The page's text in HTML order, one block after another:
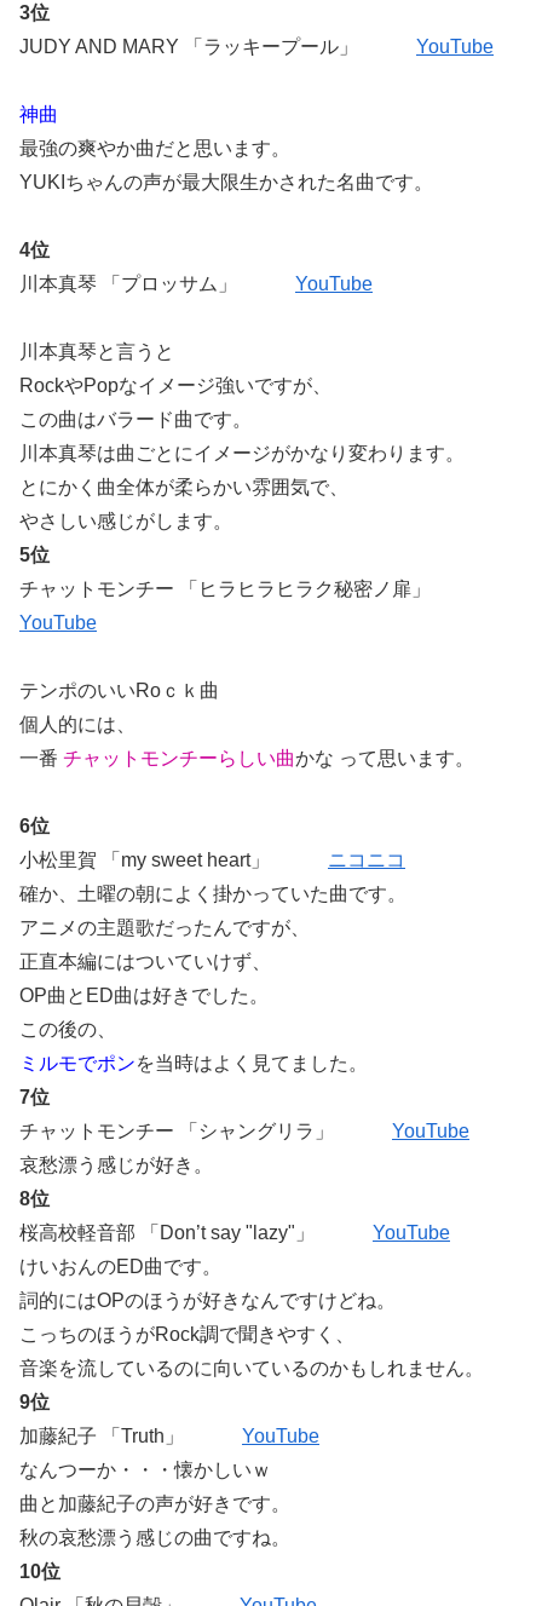
3位
JUDY AND MARY 「ラッキープール」
YouTube
神曲
最強の爽やか曲だと思います。
YUKIちゃんの声が最大限生かされた名曲です。
4位
川本真琴 「プロッサム」
YouTube
川本真琴と言うと
RockやPopなイメージ強いですが、
この曲はバラード曲です。
川本真琴は曲ごとにイメージがかなり変わります。
とにかく曲全体が柔らかい雰囲気で、
やさしい感じがします。
5位
チャットモンチー 「ヒラヒラヒラク秘密ノ扉」
YouTube
テンポのいいRoｃｋ曲
個人的には、
一番 チャットモンチーらしい曲かな って思います。
6位
小松里賀 「my sweet heart」 ニコニコ
確か、土曜の朝によく掛かっていた曲です。
アニメの主題歌だったんですが、
正直本編にはついていけず、
OP曲とED曲は好きでした。
この後の、
ミルモでポンを当時はよく見てました。
7位
チャットモンチー 「シャングリラ」
YouTube
哀愁漂う感じが好き。
8位
桜高校軽音部 「Don’t say "lazy"」
YouTube
けいおんのED曲です。
詞的にはOPのほうが好きなんですけどね。
こっちのほうがRock調で聞きやすく、
音楽を流しているのに向いているのかもしれません。
9位
加藤紀子 「Truth」
YouTube
なんつーか・・・懐かしいｗ
曲と加藤紀子の声が好きです。
秋の哀愁漂う感じの曲ですね。
10位